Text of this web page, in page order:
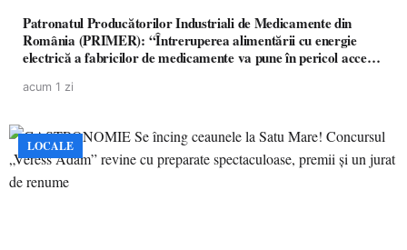
Patronatul Producătorilor Industriali de Medicamente din
România (PRIMER): “Întreruperea alimentării cu energie
electrică a fabricilor de medicamente va pune în pericol accesul
acum 1 zi
LOCALE